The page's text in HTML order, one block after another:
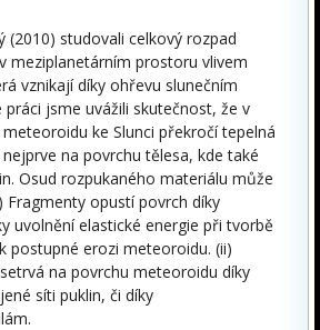
(2010) studovali celkový rozpad
meziplanetárním prostoru vlivem
vznikají díky ohřevu slunečním
práci jsme uvážili skutečnost, že v
ke Slunci překročí tepelná
na povrchu tělesa, kde také
Osud rozpukaného materiálu může
Fragmenty opustí povrch díky
uvolnění elastické energie při tvorbě
postupné erozi meteoroidu. (ii)
na povrchu meteoroidu díky
síti puklin, či díky